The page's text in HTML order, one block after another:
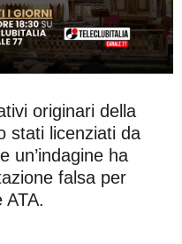
originari della
stati licenziati da
un’indagine ha
falsa per